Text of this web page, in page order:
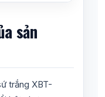
sản
trắng XBT-